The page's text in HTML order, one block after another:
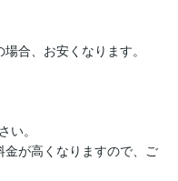
合、お安くなります。
い。
が高くなりますので、ご